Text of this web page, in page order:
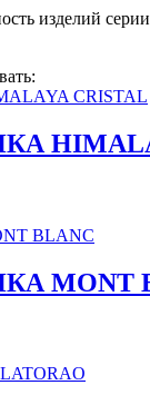
изделий
MONT